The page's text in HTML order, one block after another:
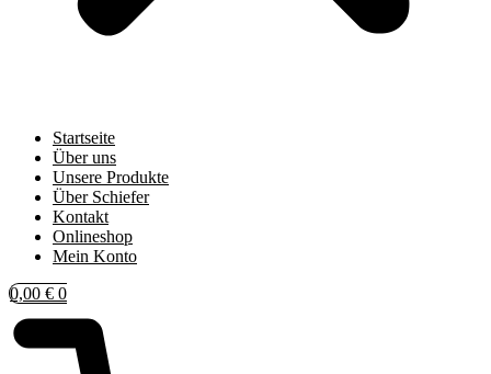
Startseite
Über uns
Unsere Produkte
Über Schiefer
Kontakt
Onlineshop
Mein Konto
0,00 € 0